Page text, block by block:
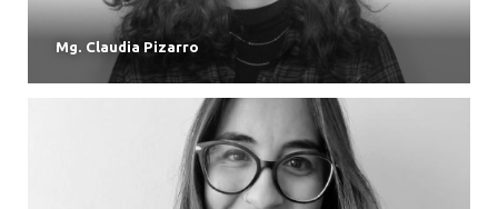
Mg. Claudia Pizarro